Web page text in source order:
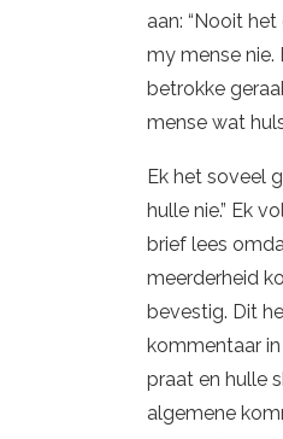
aan: “Nooit
my mense nie.
betrokke
mense wat
Ek het soveel
hulle nie.” Ek
brief lees
meerderheid
bevestig. Dit
kommentaar
praat en hulle
algemene